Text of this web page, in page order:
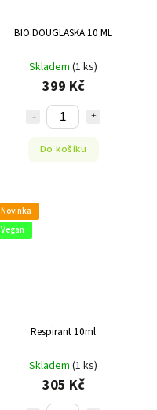
BIO DOUGLASKA 10 ML
Skladem (1 ks)
399 Kč
Do košíku
Novinka
Vegan
Respirant 10ml
Skladem (1 ks)
305 Kč